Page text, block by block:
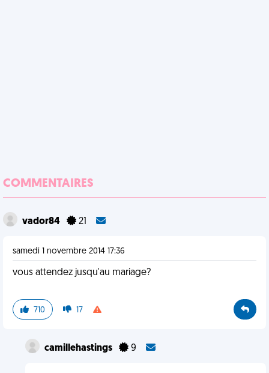
COMMENTAIRES
vador84 21
samedi 1 novembre 2014 17:36
vous attendez jusqu'au mariage?
710 17
camillehastings 9